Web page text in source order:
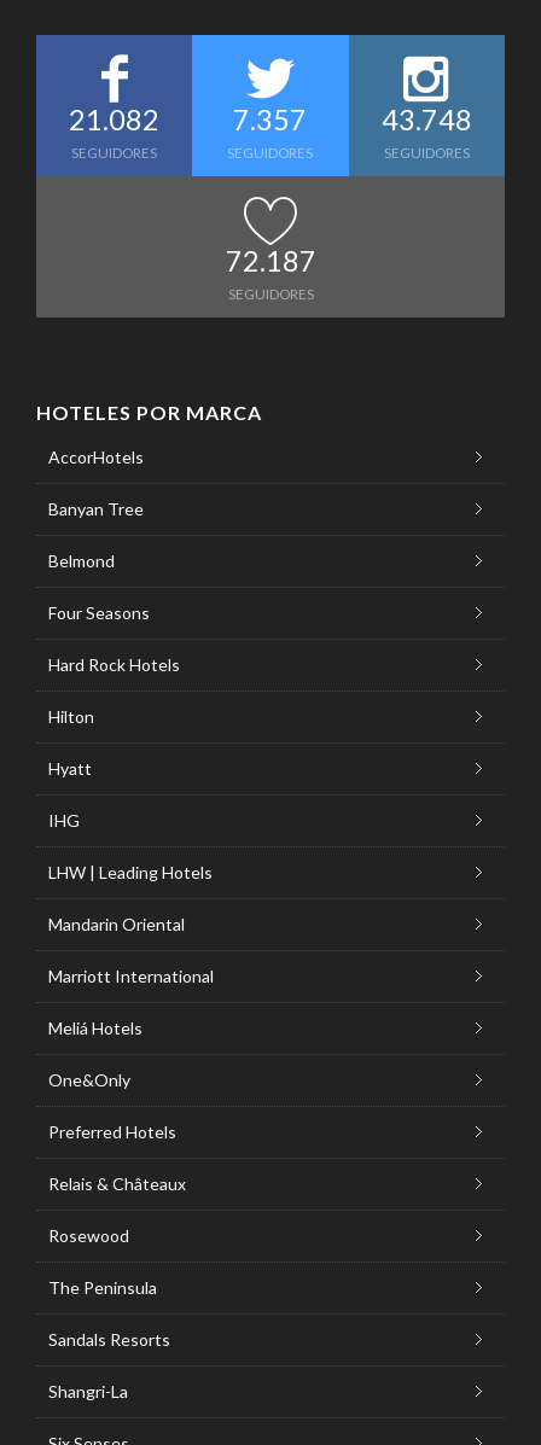
21.082
SEGUIDORES
7.357
SEGUIDORES
43.748
SEGUIDORES
72.187
SEGUIDORES
HOTELES POR MARCA
AccorHotels
Banyan Tree
Belmond
Four Seasons
Hard Rock Hotels
Hilton
Hyatt
IHG
LHW | Leading Hotels
Mandarin Oriental
Marriott International
Meliá Hotels
One&Only
Preferred Hotels
Relais & Châteaux
Rosewood
The Peninsula
Sandals Resorts
Shangri-La